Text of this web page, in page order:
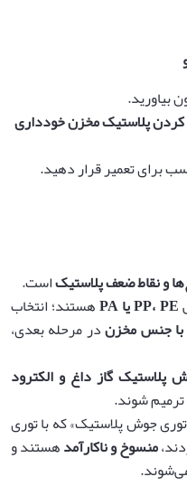
بیاورید.
پلاستیک مخزن خودداری
برای تعمیر قرار دهید.
و نقاط ضعف پلاستیکاست.
PP،PE یا
هستند؛ انتخاب
جنس مخزندر مرحله بعدی،
پلاستیک گاز داغ و الکترود
شوند.
جوش پلاستیک» که با توری
منسوخ و ناکارآمدهستند و